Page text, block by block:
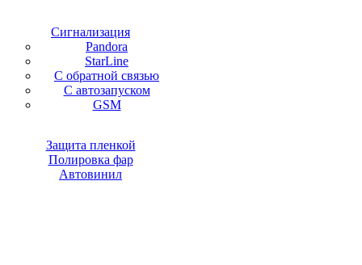
Сигнализация
Pandora
StarLine
С обратной связью
С автозапуском
GSM
Защита пленкой
Полировка фар
Автовинил